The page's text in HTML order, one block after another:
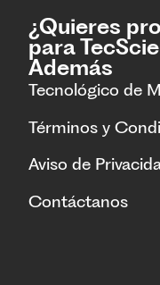
¿Quieres
para
Además
Tecnológico de
Términos y
Aviso de
Contáctanos